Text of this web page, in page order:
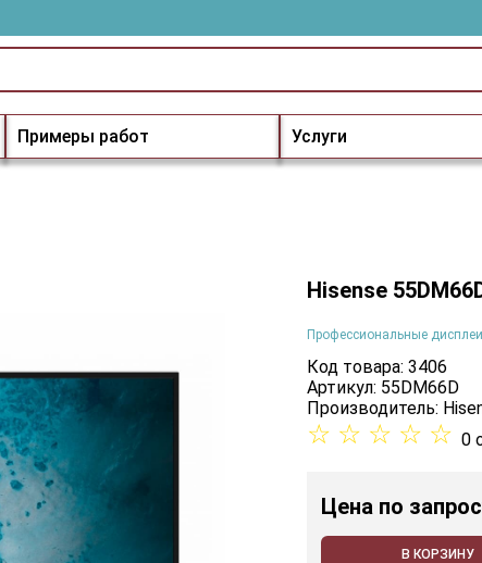
Примеры работ Услуги
Hisense
Профессиональные дисплеи
Код товара: 3406
Артикул: 55DM66D
Производитель:
☆ ☆ ☆ ☆ ☆ 0
Цена по
В КОРЗИНУ